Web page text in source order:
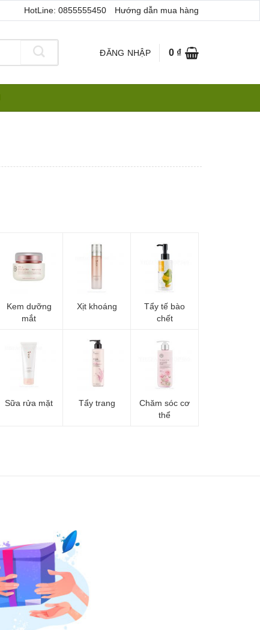
HotLine: 0855555450 Hướng dẫn mua hàng
ĐĂNG NHẬP 0 ₫
Kem dưỡng
mắt
Xịt khoáng
Tẩy tế bào
chết
Sữa rửa mặt Tẩy trang
Chăm sóc cơ
thể